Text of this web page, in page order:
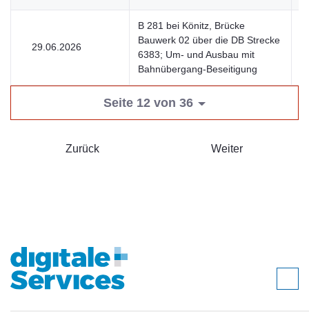
29.06.2026
B 281 bei Könitz, Brücke
Bauwerk 02 über die DB Strecke
6383; Um- und Ausbau mit
Bahnübergang-Beseitigung
Seite 12 von 36
Zurück Weiter